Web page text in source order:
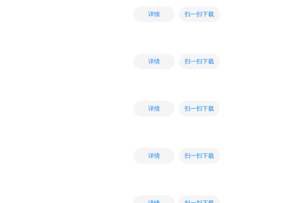
详情 扫一扫下载
详情 扫一扫下载
详情 扫一扫下载
详情 扫一扫下载